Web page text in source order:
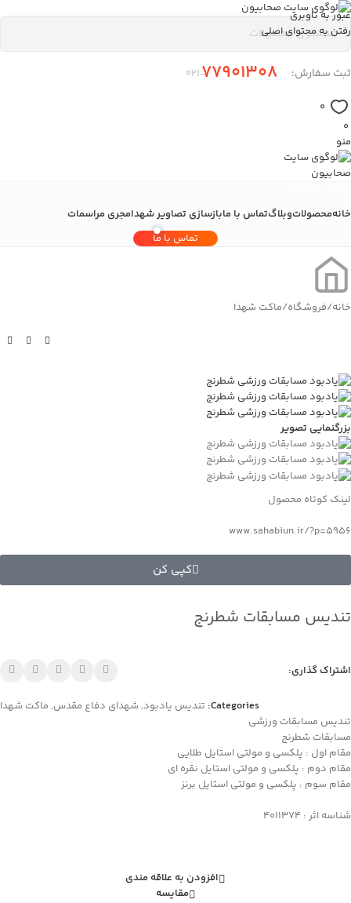
عبور به ناوبری
رفتن به محتوای اصلی
ثبت سفارش: 77901308
-۰21
0
0
منو
خانهمحصولاتوبلاگتماس با مابازسازی تصاویر شهدامجری مراسمات
تماس با ما
خانه/فروشگاه/ماکت شهدا
بزرگنمایی تصویر
لینک کوتاه محصول
www.sahabiun.ir/?p=5956
کپی کن
تندیس مسابقات شطرنج
اشتراک گذاری:
Categories: تندیس یادبود, شهدای دفاع مقدس, ماکت شهدا
تندیس مسابقات ورزشی
مسابقات شطرنج
مقام اول : پلکسی و مولتی استایل طلایی
مقام دوم : پلکسی و مولتی استایل نقره ای
مقام سوم : پلکسی و مولتی استایل برنز
شناسه اثر : 4011374
افزودن به علاقه مندی
مقایسه